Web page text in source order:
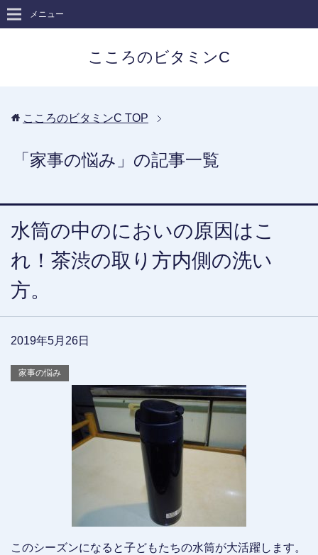
こころのビタミンC
メニュー
こころのビタミンC TOP
「家事の悩み」の記事一覧
水筒の中のにおいの原因はこ
れ！茶渋の取り方内側の洗い
方。
2019年5月26日
家事の悩み
このシーズンになると子どもたちの水筒が大活躍します。